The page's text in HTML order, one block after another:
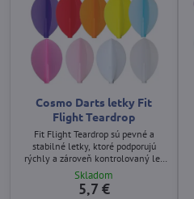
Cosmo Darts letky Fit
Flight Teardrop
Fit Flight Teardrop sú pevné a
stabilné letky, ktoré podporujú
rýchly a zároveň kontrolovaný let
šípky. Balenie obsahuje 3 kusy.
Skladom
5,7 €